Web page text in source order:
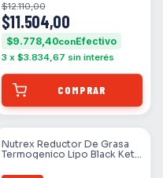
$11.504,00
$12.110,00
$9.778,40con
3 x $3.834,67 sin interés
Nutrex Reductor De Grasa
Termogenico Lipo Black Keto